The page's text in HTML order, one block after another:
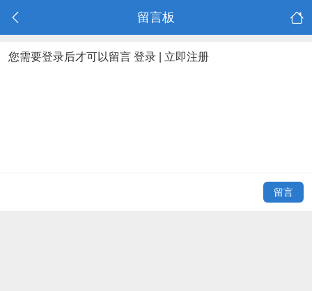
留言板
您需要登录后才可以留言 登录 立即注册
留言